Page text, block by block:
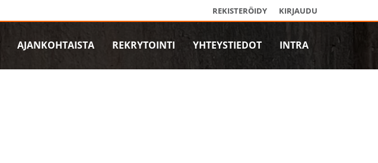
REKISTERÖIDY KIRJAUDU
AJANKOHTAISTA REKRYTOINTI YHTEYSTIEDOT INTRA